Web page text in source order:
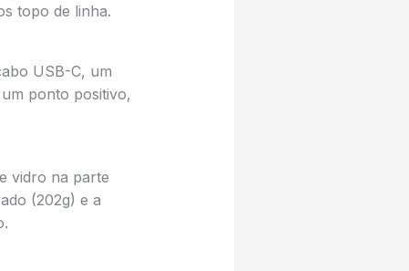
topo de linha.
USB-C, um
ponto positivo,
vidro na parte
(202g) e a